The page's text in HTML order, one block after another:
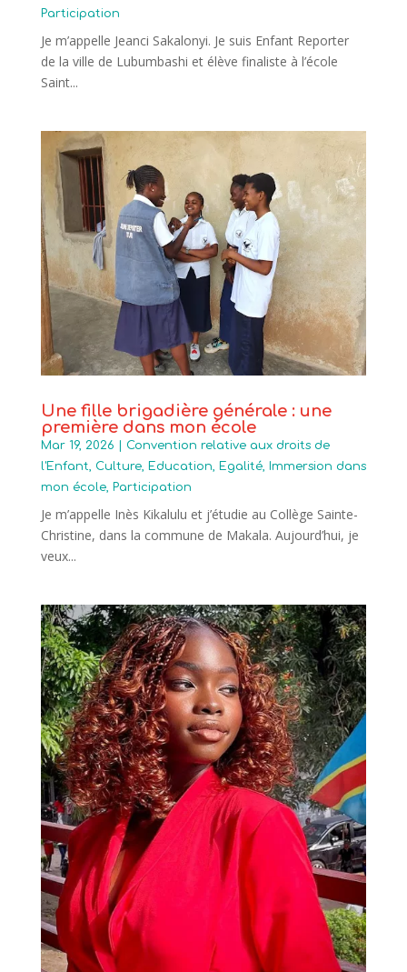
Participation
Je m’appelle Jeanci Sakalonyi. Je suis Enfant Reporter
de la ville de Lubumbashi et élève finaliste à l’école
Saint...
Une fille brigadière générale : une
première dans mon école
Mar 19, 2026
Convention relative aux droits de
l'Enfant, Culture, Education, Egalité, Immersion dans
mon école, Participation
Je m’appelle Inès Kikalulu et j’étudie au Collège Sainte-
Christine, dans la commune de Makala. Aujourd’hui, je
veux...